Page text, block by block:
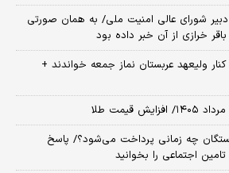
دبیر شورای عالی امنیت ملی/ به همان صورتی
خرازی از آن خبر داده بود
ولیعهد عربستان نماز جمعه خواندند +
چه زمانی پرداخت می‌شود؟/ پاسخ
اجتماعی را بخوانید